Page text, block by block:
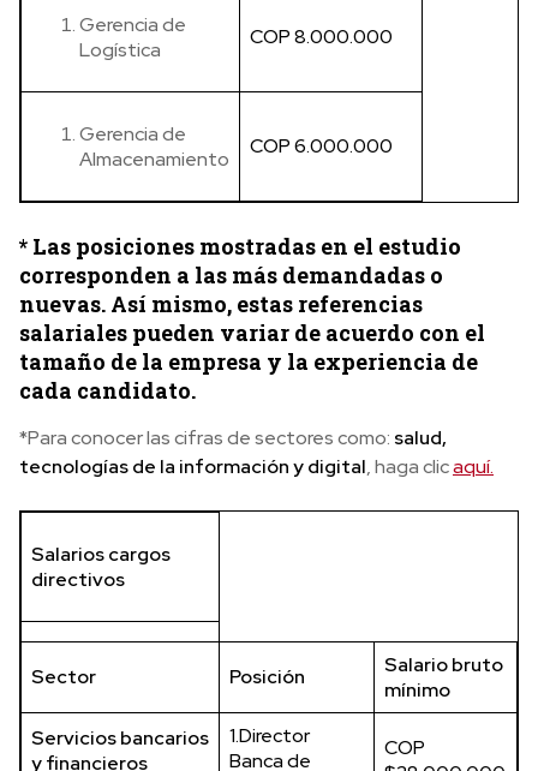
Gerencia de
Logística
COP 8.000.000
Gerencia de
Almacenamiento
COP 6.000.000
* Las posiciones mostradas en el estudio
corresponden a las más demandadas o
nuevas. Así mismo, estas referencias
salariales pueden variar de acuerdo con el
tamaño de la empresa y la experiencia de
cada candidato.
*Para conocer las cifras de sectores como: salud,
tecnologías de la información y digital, haga clicaquí.
Salarios cargos
directivos
Sector Posición
Salario bruto
mínimo
Servicios bancarios
y financieros
1.Director
Banca de
COP